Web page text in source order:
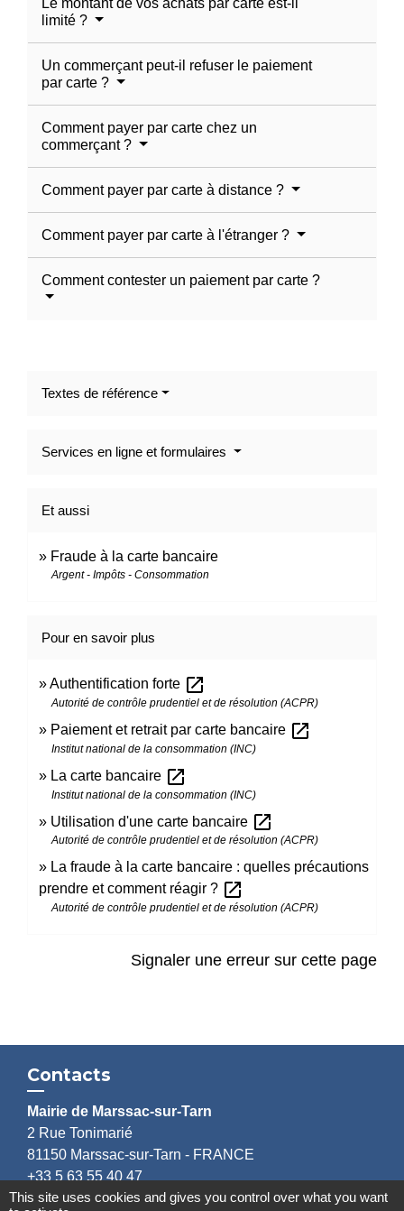
Le montant de vos achats par carte est-il
limité ?
Un commerçant peut-il refuser le paiement
par carte ?
Comment payer par carte chez un
commerçant ?
Comment payer par carte à distance ?
Comment payer par carte à l'étranger ?
Comment contester un paiement par carte ?
Textes de référence
Services en ligne et formulaires
Et aussi
Fraude à la carte bancaire
Argent - Impôts - Consommation
Pour en savoir plus
Authentification forte open_in_new
Autorité de contrôle prudentiel et de résolution (ACPR)
Paiement et retrait par carte bancaire open_in_new
Institut national de la consommation (INC)
La carte bancaire open_in_new
Institut national de la consommation (INC)
Utilisation d'une carte bancaire open_in_new
Autorité de contrôle prudentiel et de résolution (ACPR)
La fraude à la carte bancaire : quelles précautions
prendre et comment réagir ? open_in_new
Autorité de contrôle prudentiel et de résolution (ACPR)
Signaler une erreur sur cette page
Contacts
Mairie de Marssac-sur-Tarn
2 Rue Tonimarié
81150 Marssac-sur-Tarn - FRANCE
+33 5 63 55 40 47
accueil@marssac-sur-tarn.fr
This site uses cookies and gives you control over what you want